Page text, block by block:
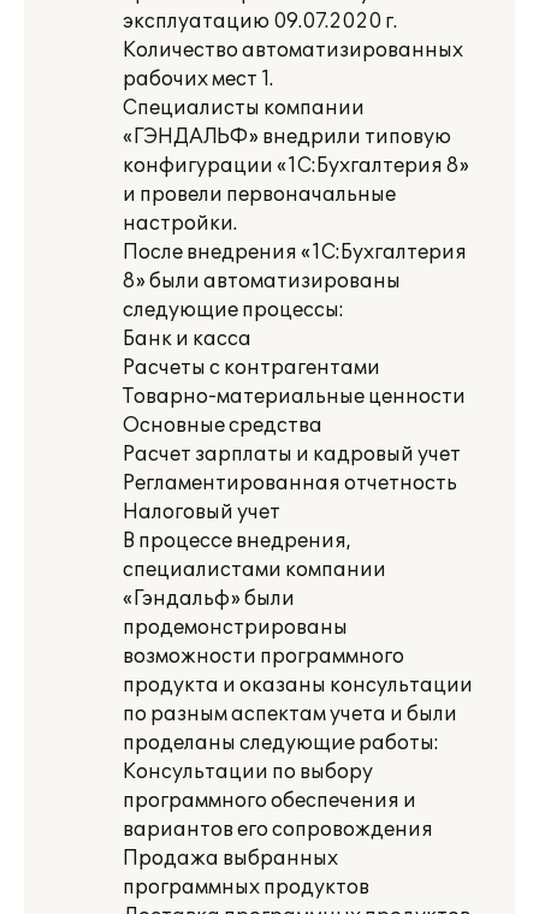
эксплуатацию 09.07.2020 г.
Количество автоматизированных
рабочих мест 1.
Специалисты компании
«ГЭНДАЛЬФ» внедрили типовую
конфигурации «1С:Бухгалтерия 8»
и провели первоначальные
настройки.
После внедрения «1С:Бухгалтерия
8» были автоматизированы
следующие процессы:
Банк и касса
Расчеты с контрагентами
Товарно-материальные ценности
Основные средства
Расчет зарплаты и кадровый учет
Регламентированная отчетность
Налоговый учет
В процессе внедрения,
специалистами компании
«Гэндальф» были
продемонстрированы
возможности программного
продукта и оказаны консультации
по разным аспектам учета и были
проделаны следующие работы:
Консультации по выбору
программного обеспечения и
вариантов его сопровождения
Продажа выбранных
программных продуктов